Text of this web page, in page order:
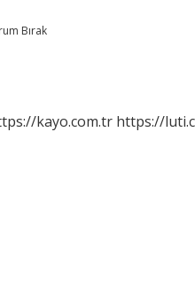
Bırak
kayo.com.tr https://